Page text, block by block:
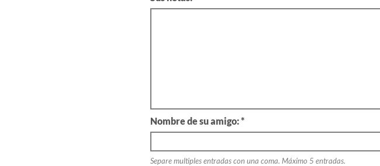
Nombre de su amigo: *
Separe multiples entradas con una coma. Máximo 5 entradas.